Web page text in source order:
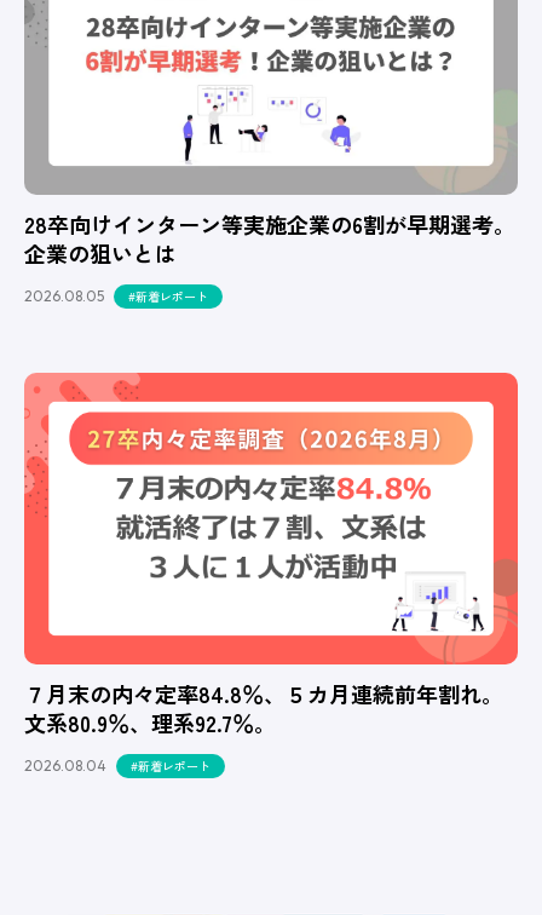
28卒向けインターン等実施企業の6割が早期選考。
企業の狙いとは
2026.08.05 #新着レポート
７月末の内々定率84.8％、５カ月連続前年割れ。
文系80.9％、理系92.7％。
2026.08.04 #新着レポート